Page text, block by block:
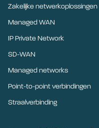
Zakelijke netwerkoplossingen
Managed WAN
IP Private Network
SD-WAN
Managed networks
Point-to-point verbindingen
Straalverbinding